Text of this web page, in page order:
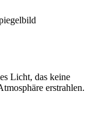
Licht, das keine
erstrahlen.